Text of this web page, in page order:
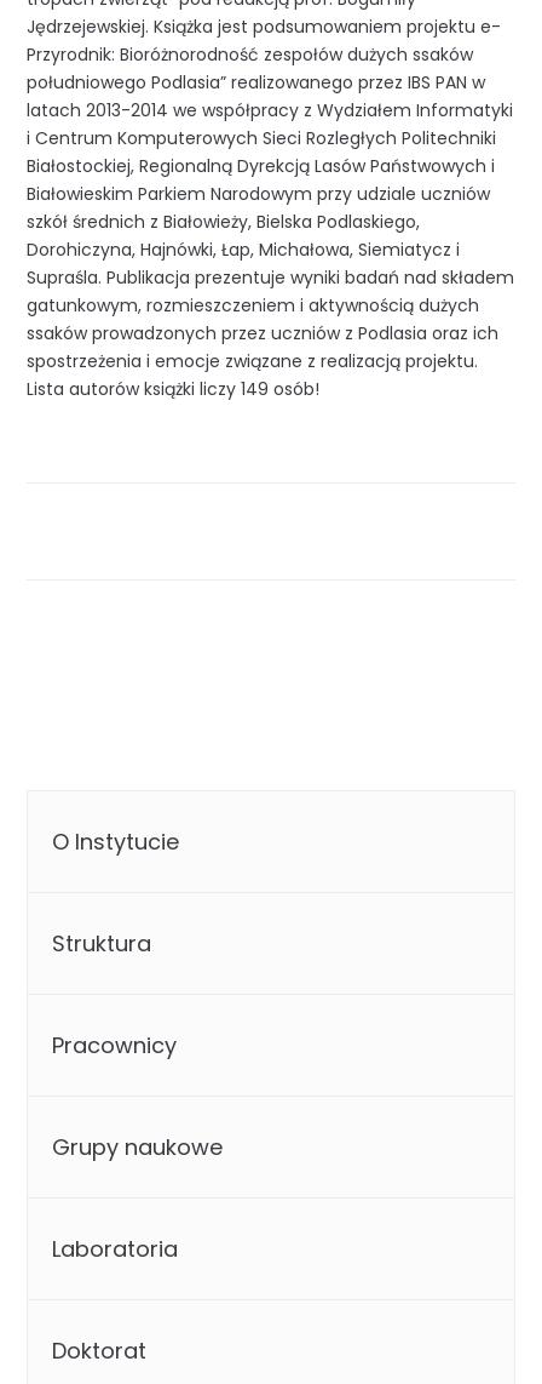
Jędrzejewskiej. Książka jest podsumowaniem projektu e-
Przyrodnik: Bioróżnorodność zespołów dużych ssaków
południowego Podlasia” realizowanego przez IBS PAN w
latach 2013-2014 we współpracy z Wydziałem Informatyki
i Centrum Komputerowych Sieci Rozległych Politechniki
Białostockiej, Regionalną Dyrekcją Lasów Państwowych i
Białowieskim Parkiem Narodowym przy udziale uczniów
szkół średnich z Białowieży, Bielska Podlaskiego,
Dorohiczyna, Hajnówki, Łap, Michałowa, Siemiatycz i
Supraśla. Publikacja prezentuje wyniki badań nad składem
gatunkowym, rozmieszczeniem i aktywnością dużych
ssaków prowadzonych przez uczniów z Podlasia oraz ich
spostrzeżenia i emocje związane z realizacją projektu.
Lista autorów książki liczy 149 osób!
O Instytucie
Struktura
Pracownicy
Grupy naukowe
Laboratoria
Doktorat